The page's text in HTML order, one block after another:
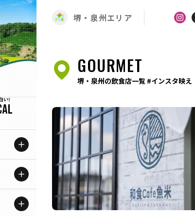
堺・泉州エリア
GOURMET
堺・泉州の飲食店一覧 #インスタ映え